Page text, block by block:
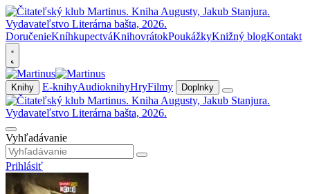
DoručenieKníhkupectváKnihovrátokPoukážkyKnižný blogKontakt
Knihy E-knihyAudioknihyHryFilmy Doplnky
Vyhľadávanie
Prihlásiť